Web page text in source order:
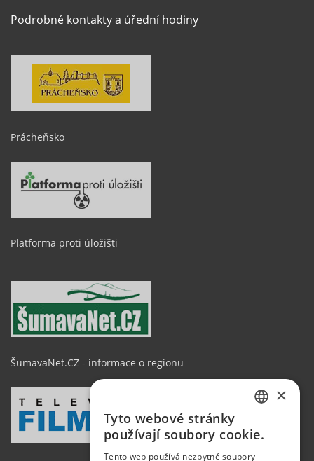
Podrobné kontakty a úřední hodiny
Prácheňsko
Platforma proti úložišti
ŠumavaNet.CZ - informace o regionu
×
Tyto webové stránky
používají soubory cookie.
Tento web používá nezbytné soubory